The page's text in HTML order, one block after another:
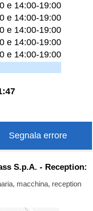
e 14:00-19:00
e 14:00-19:00
e 14:00-19:00
e 14:00-19:00
e 14:00-19:00
Segnala errore
S.p.A. - Reception:
macchina, reception